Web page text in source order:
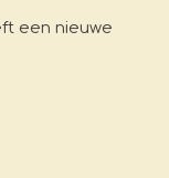
een nieuwe